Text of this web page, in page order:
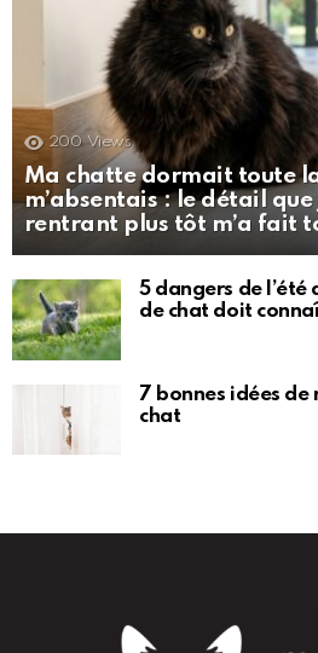
200 Views
Ma chatte dormait toute
m’absentais : le détail
rentrant plus tôt m’a fait
5 dangers de
de chat doit
7 bonnes idées
chat